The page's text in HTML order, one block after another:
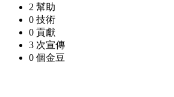
2 幫助
0 技術
0 貢獻
3 次宣傳
0 個金豆